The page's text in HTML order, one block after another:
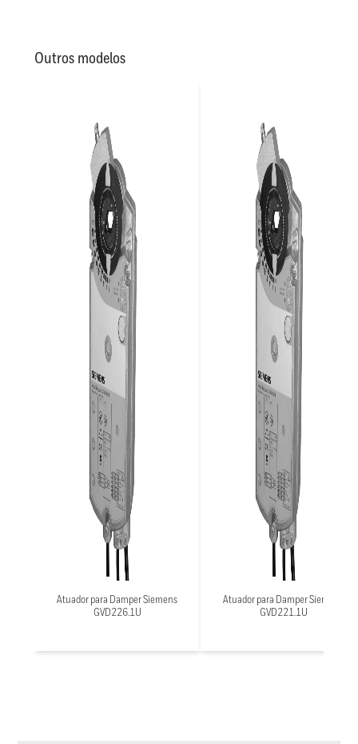
Outros modelos
Atuador para Damper Siemens
GVD226.1U
Atuador para Damper Siemens
GVD221.1U